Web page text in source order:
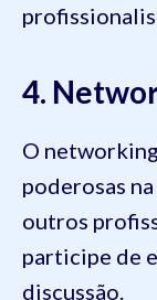
4.
O
poderosas
outros
participe de
discussão.